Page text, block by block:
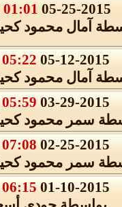
05-25-2015
01:01 AM
آمال محمود كحيل
05-12-2015
05:22 PM
آمال محمود كحيل
03-29-2015
05:59 PM
سمر محمود كحيل
02-25-2015
07:08 PM
سمر محمود كحيل
01-10-2015
06:15 PM